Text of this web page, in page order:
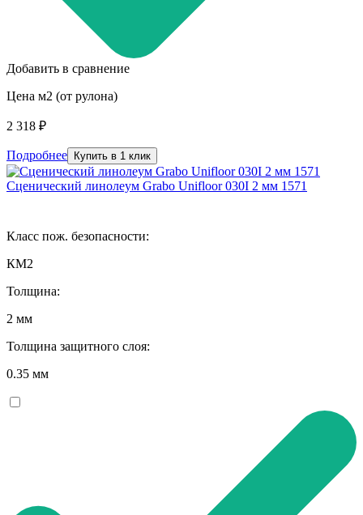
Добавить в сравнение
Цена м2 (от рулона)
2 318 ₽
Подробнее Купить в 1 клик
Сценический линолеум Grabo Unifloor 030I 2 мм 1571
Класс пож. безопасности:
КМ2
Толщина:
2 мм
Толщина защитного слоя:
0.35 мм